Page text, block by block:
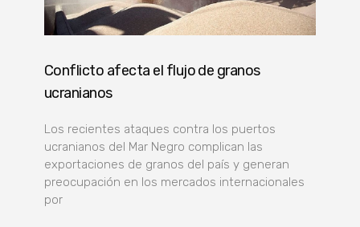
Conflicto afecta el flujo de granos
ucranianos
Los recientes ataques contra los puertos
ucranianos del Mar Negro complican las
exportaciones de granos del país y generan
preocupación en los mercados internacionales
por